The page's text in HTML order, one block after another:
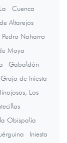
Cuenca
Altarejos
Pedro Naharro
Moya
Gabaldón
Graja de Iniesta
Los
Obispalía
Iniesta